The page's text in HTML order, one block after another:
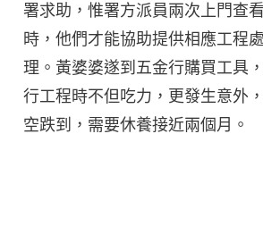
署求助，惟署方派員兩次上門查
時，他們才能協助提供相應工程
理。黃婆婆遂到五金行購買工具
行工程時不但吃力，更發生意外
空跌到，需要休養接近兩個月。